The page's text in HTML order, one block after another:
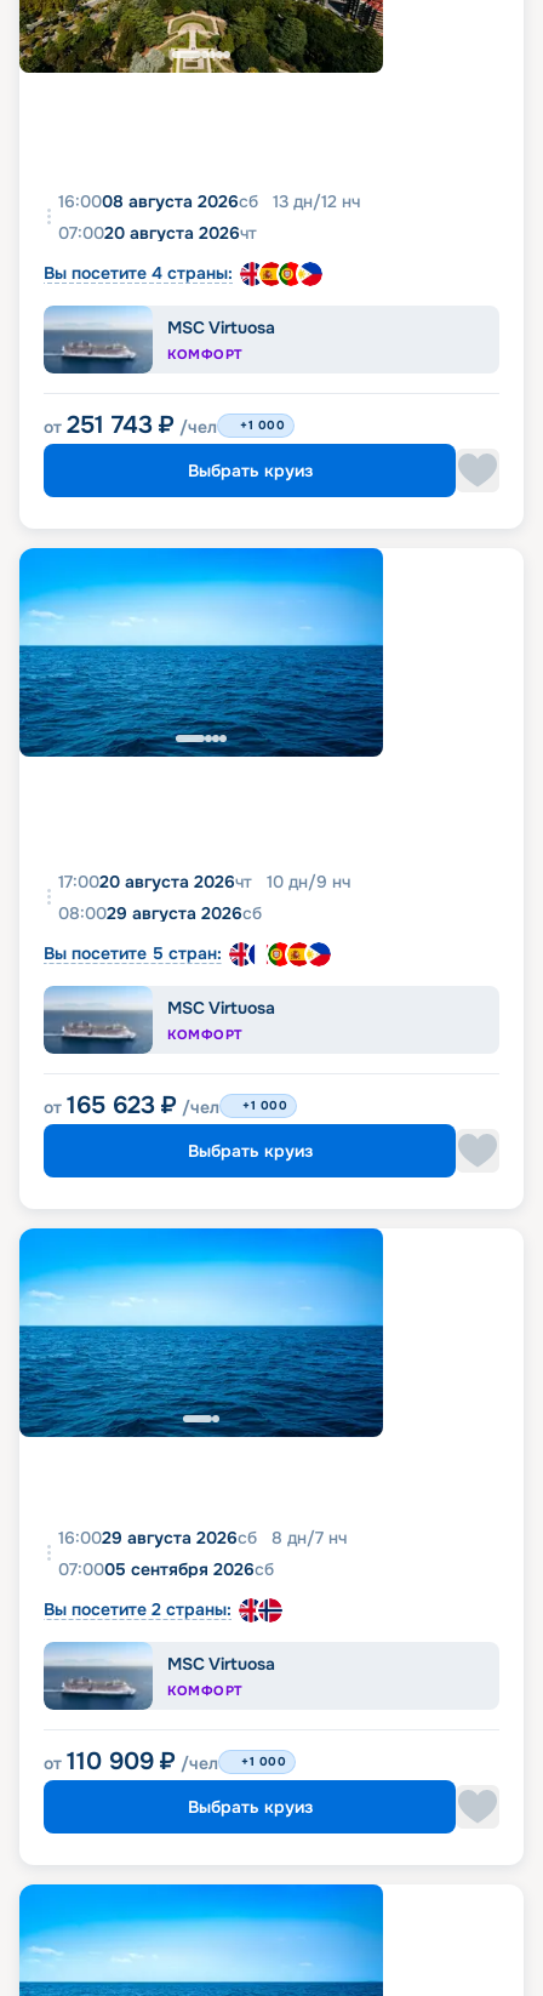
16:0008 августа 2026сб 13 дн/12 нч
07:0020 августа 2026чт
Вы посетите 4 страны:
MSC Virtuosa
КОМФОРТ
от 251 743 ₽ /чел +1 000
Выбрать круиз
17:0020 августа 2026чт 10 дн/9 нч
08:0029 августа 2026сб
Вы посетите 5 стран:
MSC Virtuosa
КОМФОРТ
от 165 623 ₽ /чел +1 000
Выбрать круиз
16:0029 августа 2026сб 8 дн/7 нч
07:0005 сентября 2026сб
Вы посетите 2 страны:
MSC Virtuosa
КОМФОРТ
от 110 909 ₽ /чел +1 000
Выбрать круиз